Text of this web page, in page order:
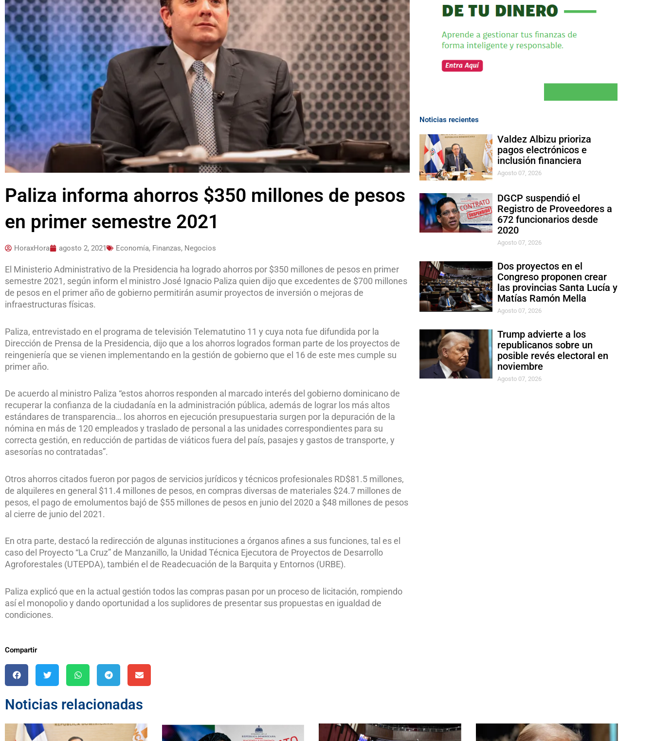
Paliza informa ahorros $350 millones de pesos
en primer semestre 2021
HoraxHora agosto 2, 2021 Economía, Finanzas, Negocios
El Ministerio Administrativo de la Presidencia ha logrado ahorros por $350 millones de pesos en primer
semestre 2021, según inform el ministro José Ignacio Paliza quien dijo que excedentes de $700 millones
de pesos en el primer año de gobierno permitirán asumir proyectos de inversión o mejoras de
infraestructuras físicas.
Paliza, entrevistado en el programa de televisión Telematutino 11 y cuya nota fue difundida por la
Dirección de Prensa de la Presidencia, dijo que a los ahorros logrados forman parte de los proyectos de
reingeniería que se vienen implementando en la gestión de gobierno que el 16 de este mes cumple su
primer año.
De acuerdo al ministro Paliza “estos ahorros responden al marcado interés del gobierno dominicano de
recuperar la confianza de la ciudadanía en la administración pública, además de lograr los más altos
estándares de transparencia… los ahorros en ejecución presupuestaria surgen por la depuración de la
nómina en más de 120 empleados y traslado de personal a las unidades correspondientes para su
correcta gestión, en reducción de partidas de viáticos fuera del país, pasajes y gastos de transporte, y
asesorías no contratadas”.
Otros ahorros citados fueron por pagos de servicios jurídicos y técnicos profesionales RD$81.5 millones,
de alquileres en general $11.4 millones de pesos, en compras diversas de materiales $24.7 millones de
pesos, el pago de emolumentos bajó de $55 millones de pesos en junio del 2020 a $48 millones de pesos
al cierre de junio del 2021.
En otra parte, destacó la redirección de algunas instituciones a órganos afines a sus funciones, tal es el
caso del Proyecto “La Cruz” de Manzanillo, la Unidad Técnica Ejecutora de Proyectos de Desarrollo
Agroforestales (UTEPDA), también el de Readecuación de la Barquita y Entornos (URBE).
Paliza explicó que en la actual gestión todos las compras pasan por un proceso de licitación, rompiendo
así el monopolio y dando oportunidad a los suplidores de presentar sus propuestas en igualdad de
condiciones.
Compartir
Noticias recientes
Valdez Albizu prioriza
pagos electrónicos e
inclusión financiera
Agosto 07, 2026
DGCP suspendió el
Registro de Proveedores a
672 funcionarios desde
2020
Agosto 07, 2026
Dos proyectos en el
Congreso proponen crear
las provincias Santa Lucía y
Matías Ramón Mella
Agosto 07, 2026
Trump advierte a los
republicanos sobre un
posible revés electoral en
noviembre
Agosto 07, 2026
Noticias relacionadas